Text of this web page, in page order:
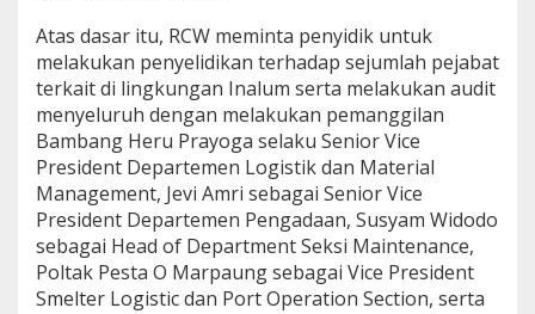
Atas dasar itu, RCW meminta penyidik untuk
melakukan penyelidikan terhadap sejumlah pejabat
terkait di lingkungan Inalum serta melakukan audit
menyeluruh dengan melakukan pemanggilan
Bambang Heru Prayoga selaku Senior Vice
President Departemen Logistik dan Material
Management, Jevi Amri sebagai Senior Vice
President Departemen Pengadaan, Susyam Widodo
sebagai Head of Department Seksi Maintenance,
Poltak Pesta O Marpaung sebagai Vice President
Smelter Logistic dan Port Operation Section, serta